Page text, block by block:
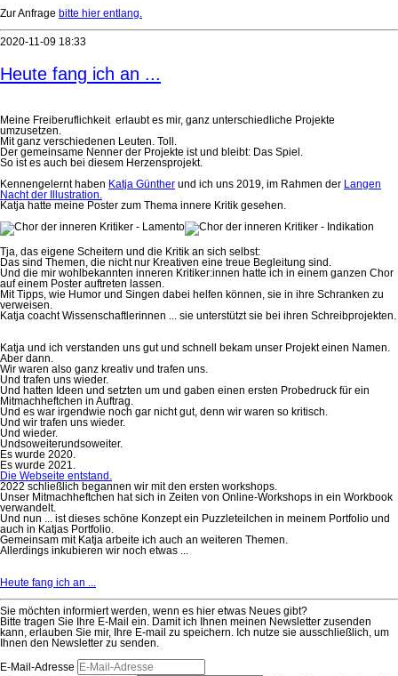
Zur Anfrage bitte hier entlang.
2020-11-09 18:33
Heute fang ich an ...
Meine Freiberuflichkeit erlaubt es mir, ganz unterschiedliche Projekte
umzusetzen.
Mit ganz verschiedenen Leuten. Toll.
Der gemeinsame Nenner der Projekte ist und bleibt: Das Spiel.
So ist es auch bei diesem Herzensprojekt.
Kennengelernt haben Katja Günther und ich uns 2019, im Rahmen der Langen
Nacht der Illustration.
Katja hatte meine Poster zum Thema innere Kritik gesehen.
Tja, das eigene Scheitern und die Kritik an sich selbst:
Das sind Themen, die nicht nur Kreativen eine treue Begleitung sind.
Und die mir wohlbekannten inneren Kritiker:innen hatte ich in einem ganzen Chor
auf einem Poster auftreten lassen.
Mit Tipps, wie Humor und Singen dabei helfen können, sie in ihre Schranken zu
verweisen.
Katja coacht Wissenschaftlerinnen ... sie unterstützt sie bei ihren Schreibprojekten.
Katja und ich verstanden uns gut und schnell bekam unser Projekt einen Namen.
Aber dann.
Wir waren also ganz kreativ und trafen uns.
Und trafen uns wieder.
Und hatten Ideen und setzten um und gaben einen ersten Probedruck für ein
Mitmachheftchen in Auftrag.
Und es war irgendwie noch gar nicht gut, denn wir waren so kritisch.
Und wir trafen uns wieder.
Und wieder.
Undsoweiterundsoweiter.
Es wurde 2020.
Es wurde 2021.
Die Webseite entstand.
2022 schließlich begannen wir mit den ersten workshops.
Unser Mitmachheftchen hat sich in Zeiten von Online-Workshops in ein Workbook
verwandelt.
Und nun ... ist dieses schöne Konzept ein Puzzleteilchen in meinem Portfolio und
auch in Katjas Portfolio.
Gemeinsam mit Katja arbeite ich auch an weiteren Themen.
Allerdings inkubieren wir noch etwas ...
Heute fang ich an ...
Sie möchten informiert werden, wenn es hier etwas Neues gibt?
Bitte tragen Sie Ihre E-Mail ein. Damit ich Ihnen meinen Newsletter zusenden
kann, erlauben Sie mir, Ihre E-mail zu speichern. Ich nutze sie ausschließlich, um
Ihnen den Newsletter zu senden.
E-Mail-Adresse